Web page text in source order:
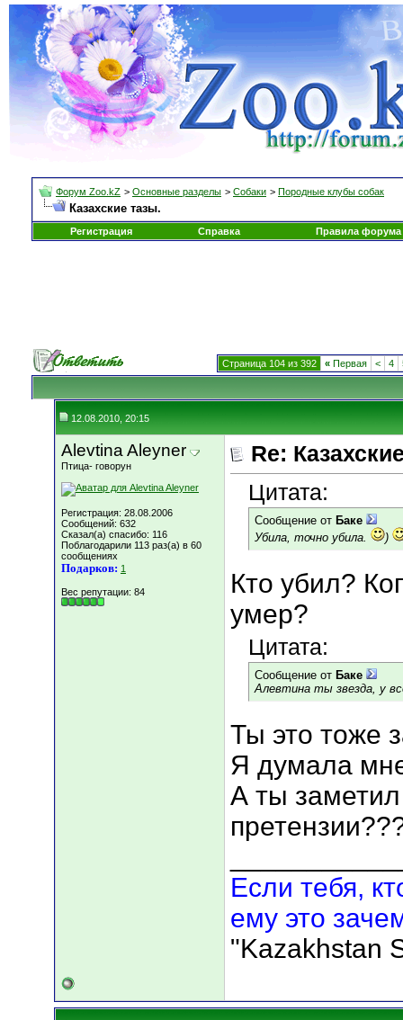
Форум Zoo.kZ > Основные разделы > Собаки > Породные клубы собак
Казахские тазы.
Регистрация Справка Правила форума
Страница 104 из 392 « Первая < 4
12.08.2010, 20:15
Alevtina Aleyner
Птица- говорун
Регистрация: 28.08.2006
Сообщений: 632
Сказал(а) спасибо: 116
Поблагодарили 113 раз(а) в 60
сообщениях
Подарков: 1
Вес репутации: 84
Re:
Цитата:
Сообщение от Баке
Убила, точно убила.
)
Кто убил?
умер?
Цитата:
Сообщение от Баке
Алевтина ты звезда, у
Ты это тоже
Я думала
А ты заметил
Если тебя,
ему это
"Kazakhstan